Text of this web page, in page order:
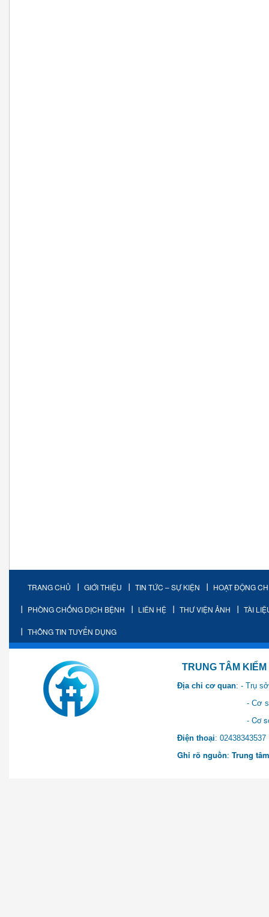
TRANG CHỦ GIỚI THIỆU TIN TỨC – SỰ KIỆN HOẠT ĐỘNG
PHÒNG CHỐNG DỊCH BỆNH LIÊN HỆ THƯ VIỆN ẢNH TÀI
THÔNG TIN TUYỂN DỤNG
TRUNG TÂM KIỂM SOÁT
Địa chỉ cơ quan: - Trụ
- Cơ sở 2: Khu Hành
- Cơ sở 3: Số 1 Ngõ 2
Điện thoại:
Ghi rõ nguồn: Trung